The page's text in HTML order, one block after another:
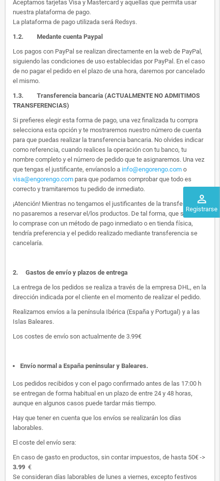
perm_identity
Registrarse
Aceptamos tarjetas Visa y Mastercard y aquellas que permita usar
nuestra plataforma de pago.
La plataforma de pago utilizada será Redsys.
1.2. Medante cuenta Paypal
Los pagos con PayPal se realizan directamente en la web de PayPal,
siguiendo las condiciones de uso establecidas por PayPal. En el caso
de no pagar el pedido en el plazo de una hora, daremos por cancelado
el mismo.
1.3. Transferencia bancaria (ACTUALMENTE NO ADMITIMOS
TRANSFERENCIAS)
Si prefieres elegir esta forma de pago, una vez finalizada tu compra
selecciona esta opción y te mostraremos nuestro número de cuenta
para que puedas realizar la transferencia bancaria. No olvides indicar
como referencia, cuando realices la operación con tu banco, tu
nombre completo y el número de pedido que te asignaremos. Una vez
que tengas el justificante, envíanoslo a info@engorengo.com o
visa@engorengo.com para que podamos comprobar que todo es
correcto y tramitaremos tu pedido de inmediato.
¡Atención! Mientras no tengamos el justificantes de la transferencia,
no pasaremos a reservar el/los productos. De tal forma, que si alguien
lo comprase con un método de pago inmediato o en tienda física,
tendría preferencia y el pedido realizado mediante transferencia se
cancelaría.
2. Gastos de envío y plazos de entrega
La entrega de los pedidos se realiza a través de la empresa DHL, en la
dirección indicada por el cliente en el momento de realizar el pedido.
Realizamos envíos a la península Ibérica (España y Portugal) y a las
Islas Baleares.
Los costes de envío son actualmente de 3.99€
Envío normal a España peninsular y Baleares.
Los pedidos recibidos y con el pago confirmado antes de las 17:00 h
se entregan de forma habitual en un plazo de entre 24 y 48 horas,
aunque en algunos casos puede tardar más tiempo.
Hay que tener en cuenta que los envíos se realizarán los días
laborables.
El coste del envío sera:
En caso de gasto en productos, sin contar impuestos, de hasta 50€ ->
3.99 €
Se consideran días laborables de lunes a viernes, excepto festivos